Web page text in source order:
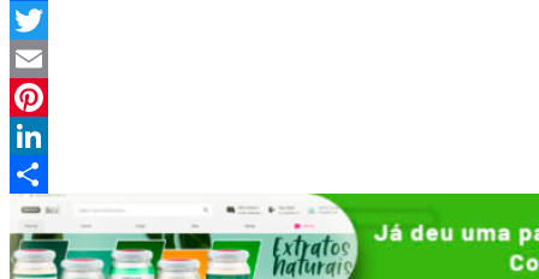
Facebook
Twitter
Email
Pinterest
LinkedIn
Compartilhar